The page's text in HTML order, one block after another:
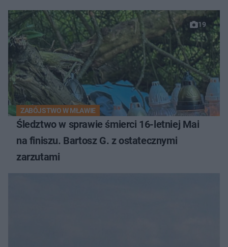
19
ZABÓJSTWO W MŁAWIE
Śledztwo w sprawie śmierci 16-letniej Mai
na finiszu. Bartosz G. z ostatecznymi
zarzutami